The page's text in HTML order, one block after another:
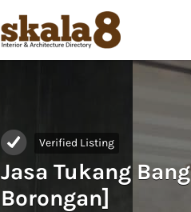
Search
for:
Verified Listing
Jasa Tukang
Borongan]